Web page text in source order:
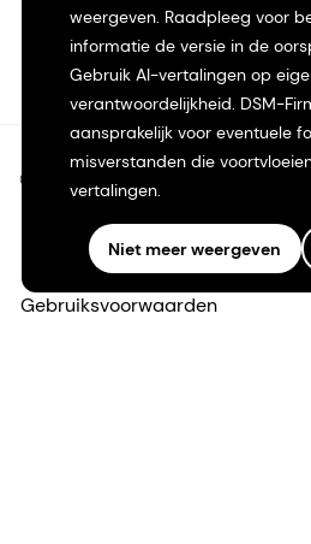
weergeven. Raadpleeg voor
informatie de versie in de
Gebruik AI-vertalingen op
verantwoordelijkheid. DSM-
aansprakelijk voor eventuele
misverstanden die
vertalingen.
Niet meer weergeven
©2026 dsm-firmenich. Alle
Privacyverklaring
Gebruiksvoorwaarden